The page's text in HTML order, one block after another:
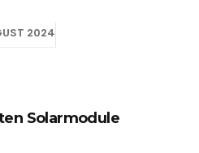
Solarmodule
2024